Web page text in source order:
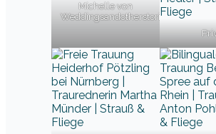
Michelle von
Weddingsandotherstories